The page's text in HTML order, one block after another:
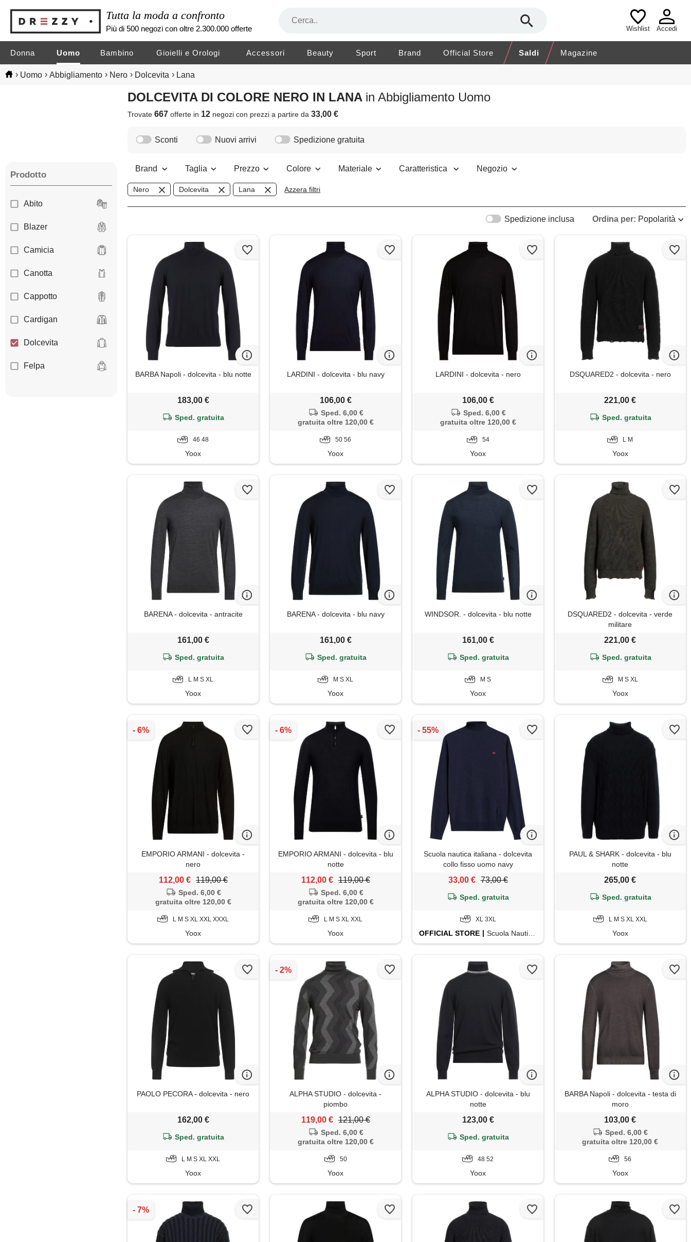
Tutta la moda a confronto
Più di 500 negozi con oltre 2.300.000 offerte Wishlist Accedi
Donna Uomo Bambino Gioielli e Orologi Accessori Beauty Sport Brand Official Store Saldi Magazine
› Uomo › Abbigliamento › Nero › Dolcevita › Lana
DOLCEVITA DI COLORE NERO IN LANA in Abbigliamento Uomo
Trovate667 offerte in 12 negozicon prezzi a partire da33,00 €
Prodotto
Abito
Blazer
Camicia
Canotta
Cappotto
Cardigan
Dolcevita
Felpa
Sconti Nuovi arrivi Spedizione gratuita
Brand Taglia Prezzo Colore Materiale Caratteristica Negozio
Nero Dolcevita Lana Azzera filtri
Ordina per: Popolarità
Spedizione inclusa
BARBA Napoli - dolcevita - blu notte
183,00 €
Sped. gratuita
46 48
Yoox
LARDINI - dolcevita - blu navy
106,00 €
Sped. 6,00 €
gratuita oltre 120,00 €
50 56
Yoox
LARDINI - dolcevita - nero
106,00 €
Sped. 6,00 €
gratuita oltre 120,00 €
54
Yoox
DSQUARED2 - dolcevita - nero
221,00 €
Sped. gratuita
L M
Yoox
BARENA - dolcevita - antracite
161,00 €
Sped. gratuita
L M S XL
Yoox
BARENA - dolcevita - blu navy
161,00 €
Sped. gratuita
M S XL
Yoox
WINDSOR. - dolcevita - blu notte
161,00 €
Sped. gratuita
M S
Yoox
DSQUARED2 - dolcevita - verde
militare
221,00 €
Sped. gratuita
M S XL
Yoox
EMPORIO ARMANI - dolcevita -
nero
112,00 € 119,00 €
Sped. 6,00 €
gratuita oltre 120,00 €
L M S XL XXL XXXL
Yoox
EMPORIO ARMANI - dolcevita - blu
notte
112,00 € 119,00 €
Sped. 6,00 €
gratuita oltre 120,00 €
L M S XL XXL
Yoox
Scuola nautica italiana - dolcevita
collo fisso uomo navy
33,00 € 73,00 €
Sped. gratuita
XL 3XL
OFFICIAL STORE Scuola Nautica Italiana
PAUL & SHARK - dolcevita - blu
notte
265,00 €
Sped. gratuita
L M S XL XXL
Yoox
PAOLO PECORA - dolcevita - nero
162,00 €
Sped. gratuita
L M S XL XXL
Yoox
ALPHA STUDIO - dolcevita -
piombo
119,00 € 121,00 €
Sped. 6,00 €
gratuita oltre 120,00 €
50
Yoox
ALPHA STUDIO - dolcevita - blu
notte
123,00 €
Sped. gratuita
48 52
Yoox
BARBA Napoli - dolcevita - testa di
moro
103,00 €
Sped. 6,00 €
gratuita oltre 120,00 €
56
Yoox